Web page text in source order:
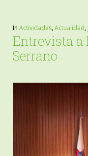
In Actividades,Actualidad,
Entrevista a
Serrano